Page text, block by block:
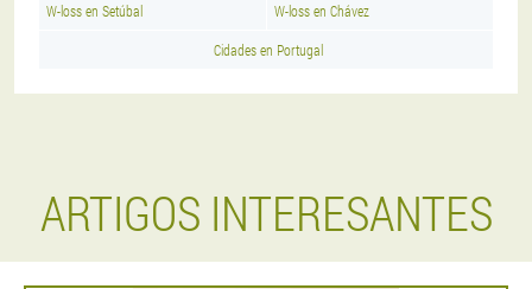
W-loss en Setúbal W-loss en Chávez
Cidades en Portugal
ARTIGOS INTERESANTES